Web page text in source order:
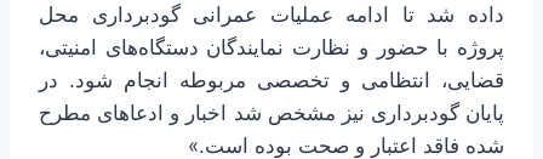
داده شد تا ادامه عملیات عمرانی گودبرداری محل
پروژه با حضور و نظارت نمایندگان دستگاه‌های امنیتی،
قضایی، انتظامی و تخصصی مربوطه انجام شود. در
پایان گودبرداری نیز مشخص شد اخبار و ادعاهای مطرح
شده فاقد اعتبار و صحت بوده است.»